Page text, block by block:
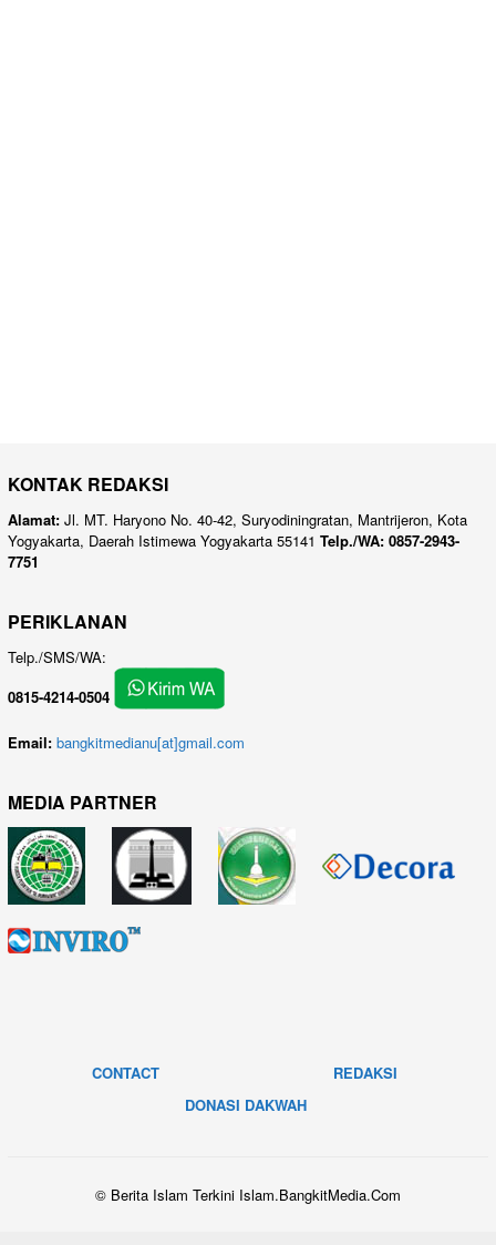
KONTAK REDAKSI
Alamat: Jl. MT. Haryono No. 40-42, Suryodiningratan, Mantrijeron, Kota
Yogyakarta, Daerah Istimewa Yogyakarta 55141 Telp./WA: 0857-2943-
7751
PERIKLANAN
Telp./SMS/WA:
0815-4214-0504
Email: bangkitmedianu[at]gmail.com
MEDIA PARTNER
CONTACT
REDAKSI
DONASI DAKWAH
© Berita Islam Terkini Islam.BangkitMedia.Com